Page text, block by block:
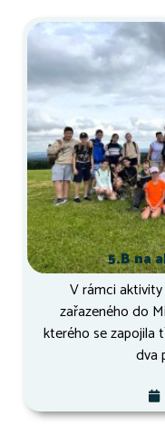
5.B na
V rámci aktivity
zařazeného do
kterého se zapojila
dva